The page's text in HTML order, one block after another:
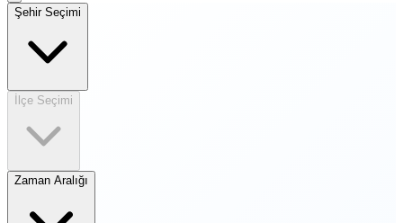
Şehir Seçimi
İlçe Seçimi
Zaman Aralığı